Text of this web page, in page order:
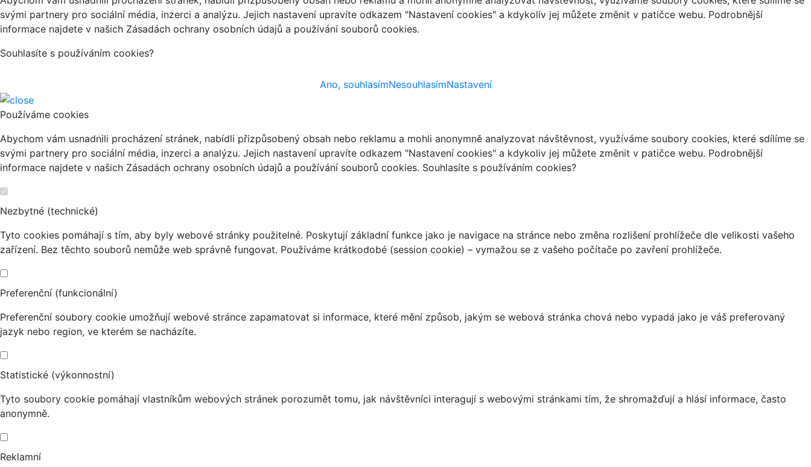
svými partnery pro sociální média, inzerci a analýzu. Jejich nastavení upravíte odkazem "Nastavení cookies" a kdykoliv jej můžete změnit v patičce webu. Podrobnější
informace najdete v našich Zásadách ochrany osobních údajů a používání souborů cookies.
Souhlasíte s používáním cookies?
Ano, souhlasímNesouhlasímNastavení
Používáme cookies
Abychom vám usnadnili procházení stránek, nabídli přizpůsobený obsah nebo reklamu a mohli anonymně analyzovat návštěvnost, využíváme soubory cookies, které sdílíme se
svými partnery pro sociální média, inzerci a analýzu. Jejich nastavení upravíte odkazem "Nastavení cookies" a kdykoliv jej můžete změnit v patičce webu. Podrobnější
informace najdete v našich Zásadách ochrany osobních údajů a používání souborů cookies. Souhlasíte s používáním cookies?
Nezbytné (technické)
Tyto cookies pomáhají s tím, aby byly webové stránky použitelné. Poskytují základní funkce jako je navigace na stránce nebo změna rozlišení prohlížeče dle velikosti vašeho
zařízení. Bez těchto souborů nemůže web správně fungovat. Používáme krátkodobé (session cookie) – vymažou se z vašeho počítače po zavření prohlížeče.
Preferenční (funkcionální)
Preferenční soubory cookie umožňují webové stránce zapamatovat si informace, které mění způsob, jakým se webová stránka chová nebo vypadá jako je váš preferovaný
jazyk nebo region, ve kterém se nacházíte.
Statistické (výkonnostní)
Tyto soubory cookie pomáhají vlastníkům webových stránek porozumět tomu, jak návštěvníci interagují s webovými stránkami tím, že shromažďují a hlásí informace, často
anonymně.
Reklamní